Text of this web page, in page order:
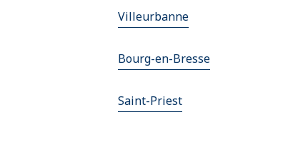
Villeurbanne
Bourg-en-Bresse
Saint-Priest